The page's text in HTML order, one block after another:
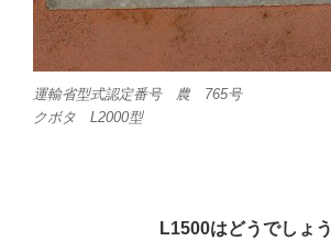
運輸省型式認定番号 農 765号
クボタ L2000型
L1500はどうでしょう